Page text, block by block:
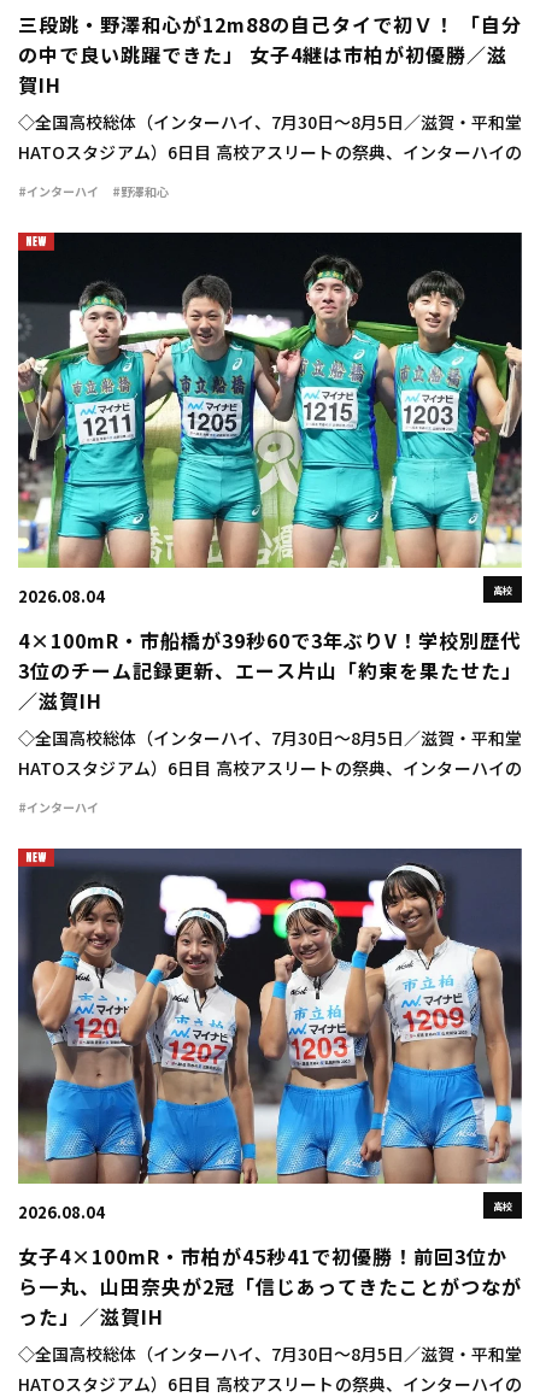
三段跳・野澤和心が12m88の自己タイで初Ｖ！ 「自分
の中で良い跳躍できた」 女子4継は市柏が初優勝／滋
賀IH
◇全国高校総体（インターハイ、7月30日～8月5日／滋賀・平和堂
HATOスタジアム）6日目 高校アスリートの祭典、インターハイの
6日目が行われ、女子三段跳では野澤和心（甲府南2山梨）が
#インターハイ #野澤和心
高校
2026.08.04
4×100mR・市船橋が39秒60で3年ぶりV！学校別歴代
3位のチーム記録更新、エース片山「約束を果たせた」
／滋賀IH
◇全国高校総体（インターハイ、7月30日～8月5日／滋賀・平和堂
HATOスタジアム）6日目 高校アスリートの祭典、インターハイの
6日目が行われ、男子4×100mリレーは市船橋（千葉）が高校歴代
#インターハイ
高校
2026.08.04
女子4×100mR・市柏が45秒41で初優勝！前回3位か
ら一丸、山田奈央が2冠「信じあってきたことがつなが
った」／滋賀IH
◇全国高校総体（インターハイ、7月30日～8月5日／滋賀・平和堂
HATOスタジアム）6日目 高校アスリートの祭典、インターハイの